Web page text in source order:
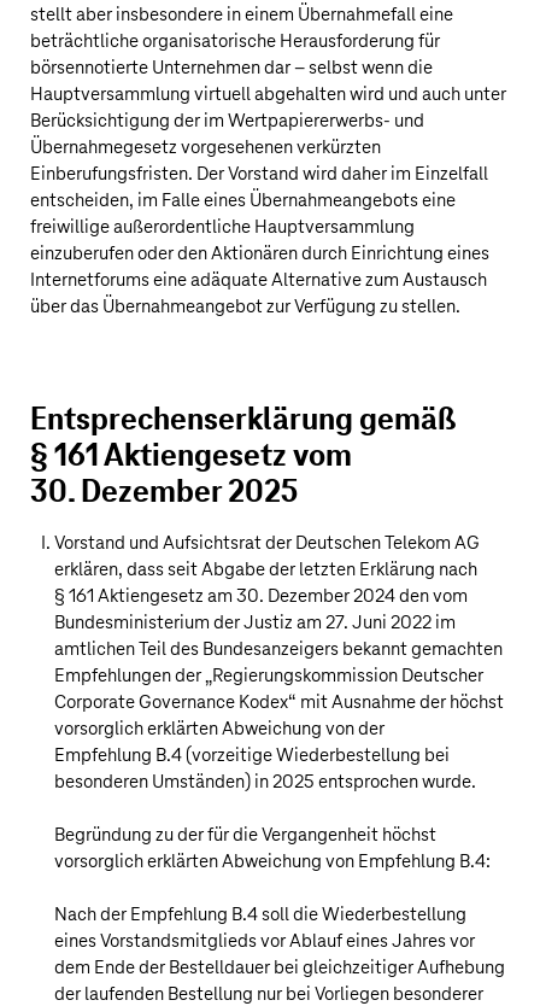
stellt aber insbesondere in einem Übernahmefall eine
beträchtliche organisatorische Herausforderung für
börsennotierte Unternehmen dar – selbst wenn die
Hauptversammlung virtuell abgehalten wird und auch unter
Berücksichtigung der im Wertpapiererwerbs- und
Übernahmegesetz vorgesehenen verkürzten
Einberufungsfristen. Der Vorstand wird daher im Einzelfall
entscheiden, im Falle eines Übernahmeangebots eine
freiwillige außerordentliche Hauptversammlung
einzuberufen oder den Aktionären durch Einrichtung eines
Internetforums eine adäquate Alternative zum Austausch
über das Übernahmeangebot zur Verfügung zu stellen.
Entsprechenserklärung gemäß
§ 161 Aktiengesetz vom
30. Dezember 2025
Vorstand und Aufsichtsrat der Deutschen Telekom AG
erklären, dass seit Abgabe der letzten Erklärung nach
§ 161 Aktiengesetz am 30. Dezember 2024 den vom
Bundesministerium der Justiz am 27. Juni 2022 im
amtlichen Teil des Bundesanzeigers bekannt gemachten
Empfehlungen der „Regierungskommission Deutscher
Corporate Governance Kodex“ mit Ausnahme der höchst
vorsorglich erklärten Abweichung von der
Empfehlung B.4 (vorzeitige Wiederbestellung bei
besonderen Umständen) in 2025 entsprochen wurde.
Begründung zu der für die Vergangenheit höchst
vorsorglich erklärten Abweichung von Empfehlung B.4:
Nach der Empfehlung B.4 soll die Wiederbestellung
eines Vorstandsmitglieds vor Ablauf eines Jahres vor
dem Ende der Bestelldauer bei gleichzeitiger Aufhebung
der laufenden Bestellung nur bei Vorliegen besonderer